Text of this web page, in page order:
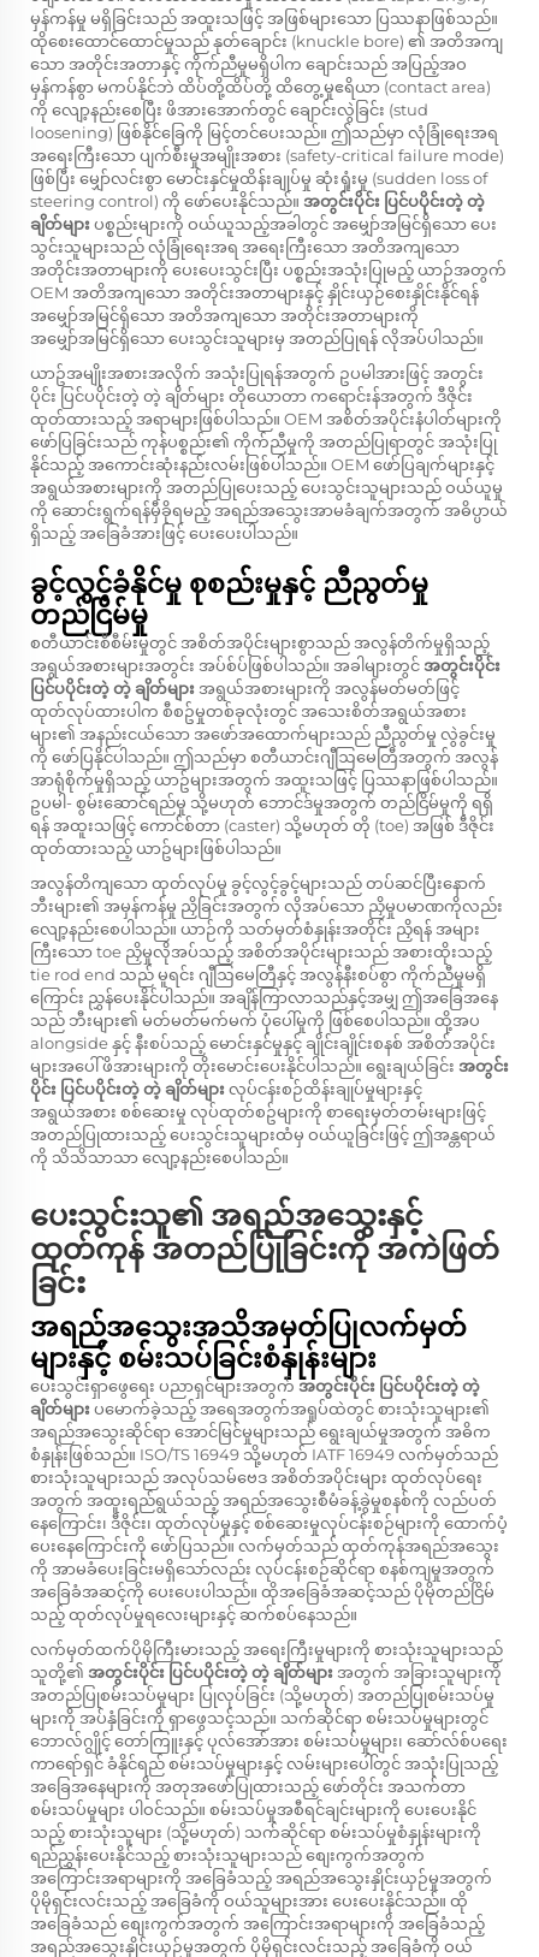
မှန်ကန်မှု မရှိခြင်းသည် အထူးသဖြင့် အဖြစ်များသော ပြဿနာဖြစ်သည်။
ထိုစေးထောင်ထောင်မှုသည် နုတ်ချောင်း (knuckle bore) ၏ အတိအကျ
သော အတိုင်းအတာနှင့် ကိုက်ညီမှုမရှိပါက ချောင်းသည် အပြည့်အဝ
မှန်ကန်စွာ မကပ်နိုင်ဘဲ ထိပ်တို့ထိပ်တို့ ထိတွေ့မှုဧရိယာ (contact area)
ကို လျော့နည်းစေပြီး ဖိအားအောက်တွင် ချောင်းလွဲခြင်း (stud
loosening) ဖြစ်နိုင်ခြေကို မြင့်တင်ပေးသည်။ ဤသည်မှာ လုံခြုံရေးအရ
အရေးကြီးသော ပျက်စီးမှုအမျိုးအစား (safety-critical failure mode)
ဖြစ်ပြီး မျှော်လင်းစွာ မောင်းနှင်မှုထိန်းချုပ်မှု ဆုံးရှုံးမှု (sudden loss of
steering control) ကို ဖော်ပေးနိုင်သည်။ အတွင်းပိုင်း ပြင်ပပိုင်းတဲ့ တဲ့
ချိတ်များ ပစ္စည်းများကို ဝယ်ယူသည့်အခါတွင် အမျှော်အမြင်ရှိသော ပေး
သွင်းသူများသည် လုံခြုံရေးအရ အရေးကြီးသော အတိအကျသော
အတိုင်းအတာများကို ပေးပေးသွင်းပြီး ပစ္စည်းအသုံးပြုမည့် ယာဉ်အတွက်
OEM အတိအကျသော အတိုင်းအတာများနှင့် နှိုင်းယှဉ်စေးနှိုင်းနိုင်ရန်
အမျှော်အမြင်ရှိသော အတိအကျသော အတိုင်းအတာများကို
အမျှော်အမြင်ရှိသော ပေးသွင်းသူများမှ အတည်ပြုရန် လိုအပ်ပါသည်။
ယာဥ်အမျိုးအစားအလိုက် အသုံးပြုရန်အတွက် ဥပမါအားဖြင့် အတွင်း
ပိုင်း ပြင်ပပိုင်းတဲ့ တဲ့ ချိတ်များ တိုယောတာ ကရောင်းန်အတွက် ဒီဇိုင်း
ထုတ်ထားသည့် အရာများဖြစ်ပါသည်။ OEM အစိတ်အပိုင်းနံပါတ်များကို
ဖော်ပြခြင်းသည် ကုန်ပစ္စည်း၏ ကိုက်ညီမှုကို အတည်ပြုရာတွင် အသုံးပြု
နိုင်သည့် အကောင်းဆုံးနည်းလမ်းဖြစ်ပါသည်။ OEM ဖော်ပြချက်များနှင့်
အရွယ်အစားများကို အတည်ပြုပေးသည့် ပေးသွင်းသူများသည် ဝယ်ယူမှု
ကို ဆောင်းရွက်ရန်မှီခိုရမည့် အရည်အသွေးအာမခံချက်အတွက် အဓိပ္ပာယ်
ရှိသည့် အခြေခံအားဖြင့် ပေးပေးပါသည်။
ခွင့်လွင့်ခံနိုင်မှု စုစည်းမှုနှင့် ညီညွတ်မှု
တည်ငြိမ်မှု
စတီယာင်းစီစီမ်းမှုတွင် အစိတ်အပိုင်းများစွာသည် အလွန်တိက်မှုရှိသည့်
အရွယ်အစားများအတွင်း အပ်စ်ပ်ဖြစ်ပါသည်။ အခါများတွင် အတွင်းပိုင်း
ပြင်ပပိုင်းတဲ့ တဲ့ ချိတ်များ အရွယ်အစားများကို အလွန်မတ်မတ်ဖြင့်
ထုတ်လုပ်ထားပါက စီစဥ်မှုတစ်ခုလုံးတွင် အသေးစိတ်အရွယ်အစား
များ၏ အနည်းငယ်သော အဖော်အထောက်များသည် ညီညွတ်မှု လွဲခွင်းမှု
ကို ဖော်ပြနိုင်ပါသည်။ ဤသည်မှာ စတီယာင်းဂျီဩမေတြီအတွက် အလွန်
အာရုံစိုက်မှုရှိသည့် ယာဥ်များအတွက် အထူးသဖြင့် ပြဿနာဖြစ်ပါသည်။
ဥပမါ- စွမ်းဆောင်ရည်မှု သို့မဟုတ် ဘောင်ဒ်မှုအတွက် တည်ငြိမ်မှုကို ရရှိ
ရန် အထူးသဖြင့် ကောင်စ်တာ (caster) သို့မဟုတ် တို (toe) အဖြစ် ဒီဇိုင်း
ထုတ်ထားသည့် ယာဥ်များဖြစ်ပါသည်။
အလွန်တိကျသော ထုတ်လုပ်မှု ခွင့်လွင့်ခွင့်များသည် တပ်ဆင်ပြီးနောက်
ဘီးများ၏ အမှန်ကန်မှု ညှိခြင်းအတွက် လိုအပ်သော ညှိမှုပမာဏကိုလည်း
လျော့နည်းစေပါသည်။ ယာဉ်ကို သတ်မှတ်စံနှုန်းအတိုင်း ညှိရန် အများ
ကြီးသော toe ညှိမှုလိုအပ်သည့် အစိတ်အပိုင်းများသည် အစားထိုးသည့်
tie rod end သည် မူရင်း ဂျီဩမေတြီနှင့် အလွန်နီးစပ်စွာ ကိုက်ညီမှုမရှိ
ကြောင်း ညွှန်ပေးနိုင်ပါသည်။ အချိန်ကြာလာသည်နှင့်အမျှ ဤအခြေအနေ
သည် ဘီးများ၏ မတ်မတ်မက်မက် ပုံပေါ်မှုကို ဖြစ်စေပါသည်။ ထို့အပ
alongside နှင့် နီးစပ်သည့် မောင်းနှင်မှုနှင့် ချိုင်းချိုင်းစနစ် အစိတ်အပိုင်း
များအပေါ် ဖိအားများကို တိုးမောင်းပေးနိုင်ပါသည်။ ရွေးချယ်ခြင်း အတွင်း
ပိုင်း ပြင်ပပိုင်းတဲ့ တဲ့ ချိတ်များ လုပ်ငန်းစဉ်ထိန်းချုပ်မှုများနှင့်
အရွယ်အစား စစ်ဆေးမှု လုပ်ထုတ်စဥ်များကို စာရေးမှတ်တမ်းများဖြင့်
အတည်ပြုထားသည့် ပေးသွင်းသူများထံမှ ဝယ်ယူခြင်းဖြင့် ဤအန္တရာယ်
ကို သိသိသာသာ လျော့နည်းစေပါသည်။
ပေးသွင်းသူ၏ အရည်အသွေးနှင့်
ထုတ်ကုန် အတည်ပြုခြင်းကို အကဲဖြတ်
ခြင်း
အရည်အသွေးအသိအမှတ်ပြုလက်မှတ်
များနှင့် စမ်းသပ်ခြင်းစံနှုန်းများ
ပေးသွင်းရှာဖွေရေး ပညာရှင်များအတွက် အတွင်းပိုင်း ပြင်ပပိုင်းတဲ့ တဲ့
ချိတ်များ ပမောက်ခဲ့သည့် အရေအတွက်အရှုပ်ထဲတွင် စားသုံးသူများ၏
အရည်အသွေးဆိုင်ရာ အောင်မြင်မှုများသည် ရွေးချယ်မှုအတွက် အဓိက
စံနှုန်းဖြစ်သည်။ ISO/TS 16949 သို့မဟုတ် IATF 16949 လက်မှတ်သည်
စားသုံးသူများသည် အလုပ်သမ်ဗေဒ အစိတ်အပိုင်းများ ထုတ်လုပ်ရေး
အတွက် အထူးရည်ရွယ်သည့် အရည်အသွေးစီမံခန့်ခွဲမှုစနစ်ကို လည်ပတ်
နေကြောင်း၊ ဒီဇိုင်း၊ ထုတ်လုပ်မှုနှင့် စစ်ဆေးမှုလုပ်ငန်းစဉ်များကို ထောက်ပံ့
ပေးနေကြောင်းကို ဖော်ပြသည်။ လက်မှတ်သည် ထုတ်ကုန်အရည်အသွေး
ကို အာမခံပေးခြင်းမရှိသော်လည်း လုပ်ငန်းစဉ်ဆိုင်ရာ စနစ်ကျမှုအတွက်
အခြေခံအဆင့်ကို ပေးပေးပါသည်။ ထိုအခြေခံအဆင့်သည် ပိုမိုတည်ငြိမ်
သည့် ထုတ်လုပ်မှုရလေးများနှင့် ဆက်စပ်နေသည်။
လက်မှတ်ထက်ပိုမိုကြီးမားသည့် အရေးကြီးမှုများကို စားသုံးသူများသည်
သူတို့၏ အတွင်းပိုင်း ပြင်ပပိုင်းတဲ့ တဲ့ ချိတ်များ အတွက် အခြားသူများကို
အတည်ပြုစမ်းသပ်မှုများ ပြုလုပ်ခြင်း (သို့မဟုတ်) အတည်ပြုစမ်းသပ်မှု
များကို အပ်နှံခြင်းကို ရှာဖွေသင့်သည်။ သက်ဆိုင်ရာ စမ်းသပ်မှုများတွင်
ဘောလ်ဂျွိုင့် တော်ကြူးနှင့် ပုလ်အော်အား စမ်းသပ်မှုများ၊ ဆော်လ်စ်ပရေး
ကာရော်ရှင် ခံနိုင်ရည် စမ်းသပ်မှုများနှင့် လမ်းများပေါ်တွင် အသုံးပြုသည့်
အခြေအနေများကို အတုအဖော်ပြုထားသည့် ဖော်တိုင်း အသက်တာ
စမ်းသပ်မှုများ ပါဝင်သည်။ စမ်းသပ်မှုအစီရင်ချင်းများကို ပေးပေးနိုင်
သည့် စားသုံးသူများ (သို့မဟုတ်) သက်ဆိုင်ရာ စမ်းသပ်မှုစံနှုန်းများကို
ရည်ညွှန်းပေးနိုင်သည့် စားသုံးသူများသည် စျေးကွက်အတွက်
အကြောင်းအရာများကို အခြေခံသည့် အရည်အသွေးနှိုင်းယှဉ်မှုအတွက်
ပိုမိုရှင်းလင်းသည့် အခြေခံကို ဝယ်သူများအား ပေးပေးနိုင်သည်။ ထို
အခြေခံသည် စျေးကွက်အတွက် အကြောင်းအရာများကို အခြေခံသည့်
အရည်အသွေးနှိုင်းယှဉ်မှုအတွက် ပိုမိုရှင်းလင်းသည့် အခြေခံကို ဝယ်